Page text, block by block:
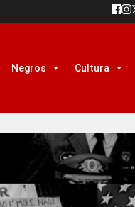
Negros Cultura